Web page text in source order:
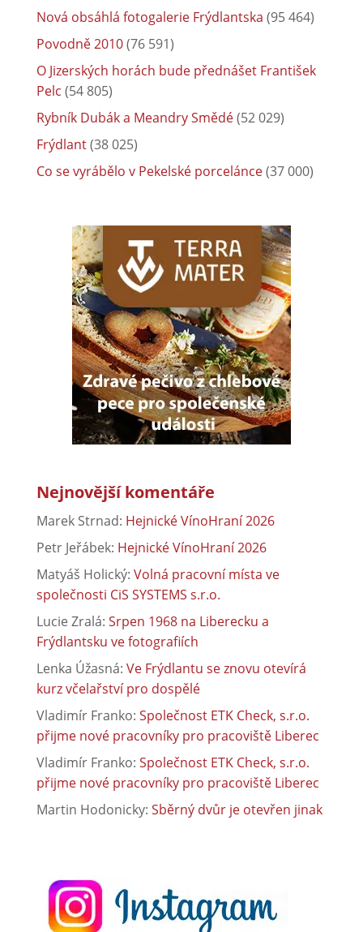
Nová obsáhlá fotogalerie Frýdlantska (95 464)
Povodně 2010(76 591)
O Jizerských horách bude přednášet František
Pelc (54 805)
Rybník Dubák a Meandry Smědé(52 029)
Frýdlant(38 025)
Co se vyrábělo v Pekelské porcelánce(37 000)
Nejnovější komentáře
Marek Strnad: Hejnické VínoHraní 2026
Petr Jeřábek: Hejnické VínoHraní 2026
Matyáš Holický: Volná pracovní místa ve
společnosti CiS SYSTEMS s.r.o.
Lucie Zralá: Srpen 1968 na Liberecku a
Frýdlantsku ve fotografiích
Lenka Úžasná: Ve Frýdlantu se znovu otevírá
kurz včelařství pro dospělé
Vladimír Franko: Společnost ETK Check, s.r.o.
přijme nové pracovníky pro pracoviště Liberec
Vladimír Franko: Společnost ETK Check, s.r.o.
přijme nové pracovníky pro pracoviště Liberec
Martin Hodonicky: Sběrný dvůr je otevřen jinak